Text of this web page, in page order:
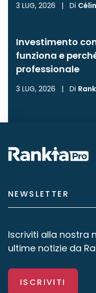
3 LUG, 2026 | Di
Investimento
funziona e
professionale
3 LUG, 2026 | Di
NEWSLETTER
Iscriviti alla nostra
ultime notizie da
ISCRIVITI